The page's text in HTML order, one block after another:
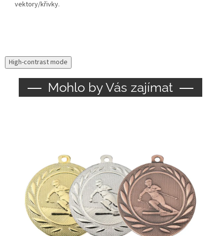
vektory/křivky.
High-contrast mode
Mohlo by Vás zajímat